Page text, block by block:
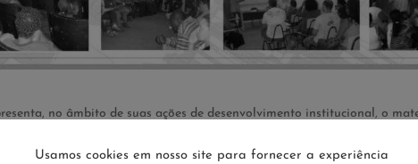
no âmbito de suas ações de desenvolvimento institucional, o
Programas e Projetos de Habitação de Interesse Social – EAD
Aliança de Cidades, tem como objetivo principal capacitar, em Trabalho
Usamos cookies em nosso site para fornecer a experiência